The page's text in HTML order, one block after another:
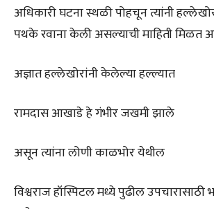
अधिकारी घटना स्थळी पोहचून त्यांनी
पथके रवाना केली असल्याची माहिती मिळत
अज्ञात हल्लेखोरांनी केलेल्या हल्ल्यात
रामदास आखाडे हे गंभीर जखमी झाले
असून त्यांना लोणी काळभोर येथील
विश्वराज हॉस्पिटल मध्ये पुढील